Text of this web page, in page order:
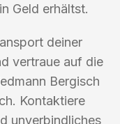
Geld erhältst.
deiner
vertraue auf die
Bergisch
Kontaktiere
unverbindliches